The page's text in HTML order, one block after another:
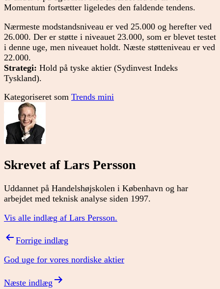
Momentum fortsætter ligeledes den faldende tendens.
Nærmeste modstandsniveau er ved 25.000 og herefter ved
26.000. Der er støtte i niveauet 23.000, som er blevet testet
i denne uge, men niveauet holdt. Næste støtteniveau er ved
22.000.
Strategi: Hold på tyske aktier (Sydinvest Indeks
Tyskland).
Kategoriseret som Trends mini
Skrevet af Lars Persson
Uddannet på Handelshøjskolen i København og har
arbejdet med teknisk analyse siden 1997.
Vis alle indlæg af Lars Persson.
Indlægsnavigation
Forrige indlæg
God uge for vores nordiske aktier
Næste indlæg